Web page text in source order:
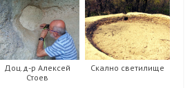
Доц.д-р Алексей
Стоев
Скално светилище